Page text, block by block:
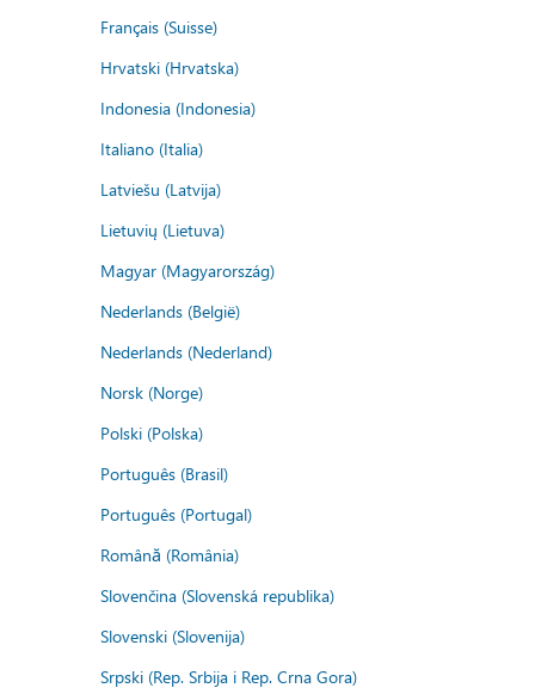
Français (Suisse)
Hrvatski (Hrvatska)
Indonesia (Indonesia)
Italiano (Italia)
Latviešu (Latvija)
Lietuvių (Lietuva)
Magyar (Magyarország)
Nederlands (België)
Nederlands (Nederland)
Norsk (Norge)
Polski (Polska)
Português (Brasil)
Português (Portugal)
Română (România)
Slovenčina (Slovenská republika)
Slovenski (Slovenija)
Srpski (Rep. Srbija i Rep. Crna Gora)